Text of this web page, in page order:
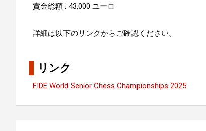
賞金総額 : 43,000 ユーロ
詳細は以下のリンクからご確認ください。
リンク
FIDE World Senior Chess Championships 2025